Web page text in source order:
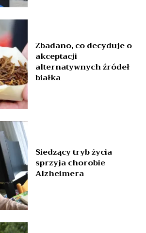
Zbadano, co decyduje o
akceptacji
alternatywnych źródeł
białka
Siedzący tryb życia
sprzyja chorobie
Alzheimera